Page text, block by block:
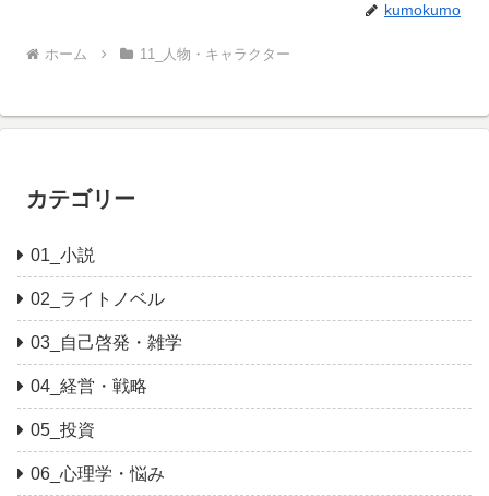
kumokumo
ホーム 11_人物・キャラクター
カテゴリー
01_小説
02_ライトノベル
03_自己啓発・雑学
04_経営・戦略
05_投資
06_心理学・悩み